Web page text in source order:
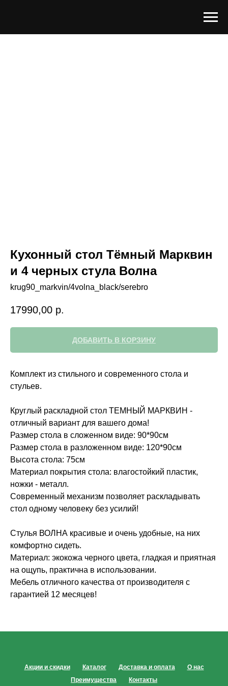
Кухонный стол Тёмный Марквин
и 4 черных стула Волна
krug90_markvin/4volna_black/serebro
17990,00 р.
ДОБАВИТЬ В КОРЗИНУ
Комплект из стильного и современного стола и
стульев.
Круглый раскладной стол ТЕМНЫЙ МАРКВИН -
отличный вариант для вашего дома!
Размер стола в сложенном виде: 90*90см
Размер стола в разложенном виде: 120*90см
Высота стола: 75см
Материал покрытия стола: влагостойкий пластик,
ножки - металл.
Современный механизм позволяет раскладывать
стол одному человеку без усилий!
Стулья ВОЛНА красивые и очень удобные, на них
комфортно сидеть.
Материал: экокожа черного цвета, гладкая и приятная
на ощупь, практична в использовании.
Мебель отличного качества от производителя с
гарантией 12 месяцев!
Акции и скидки Каталог Доставка и оплата
О нас
Преимущества
Контакты